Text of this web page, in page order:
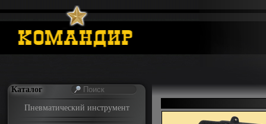
Каталог
Пневматический инструмент